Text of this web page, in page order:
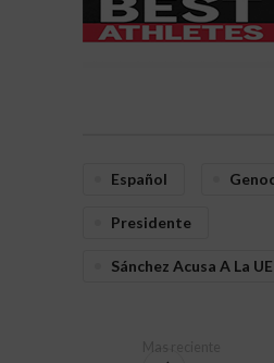
Español
Presidente
Sánchez Acusa A La
Mas reciente